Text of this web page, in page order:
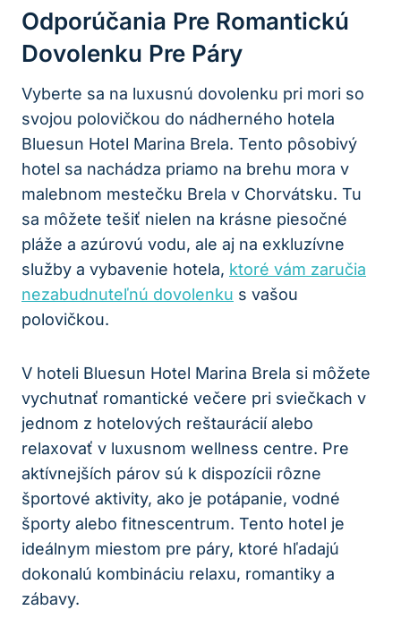
Odporúčania Pre Romantickú
Dovolenku Pre Páry
Vyberte sa na luxusnú dovolenku pri mori so
svojou polovičkou do nádherného hotela
Bluesun Hotel Marina Brela. Tento pôsobivý
hotel sa nachádza priamo na brehu mora v
malebnom mestečku Brela v Chorvátsku. Tu
sa môžete tešiť nielen na krásne piesočné
pláže a azúrovú vodu, ale aj na exkluzívne
služby a vybavenie hotela, ktoré vám zaručia
nezabudnuteľnú dovolenku s vašou
polovičkou.
V hoteli Bluesun Hotel Marina Brela si môžete
vychutnať romantické večere pri sviečkach v
jednom z hotelových reštaurácií alebo
relaxovať v luxusnom wellness centre. Pre
aktívnejších párov sú k dispozícii rôzne
športové aktivity, ako je potápanie, vodné
športy alebo fitnescentrum. Tento hotel je
ideálnym miestom pre páry, ktoré hľadajú
dokonalú kombináciu relaxu, romantiky a
zábavy.